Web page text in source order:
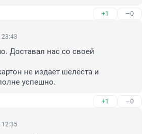
+1 –0
23:43
Доставал нас со своей
не издает шелеста и
успешно.
+1 –0
12:35